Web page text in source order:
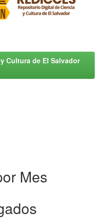
Cultura de El Salvador
Mes